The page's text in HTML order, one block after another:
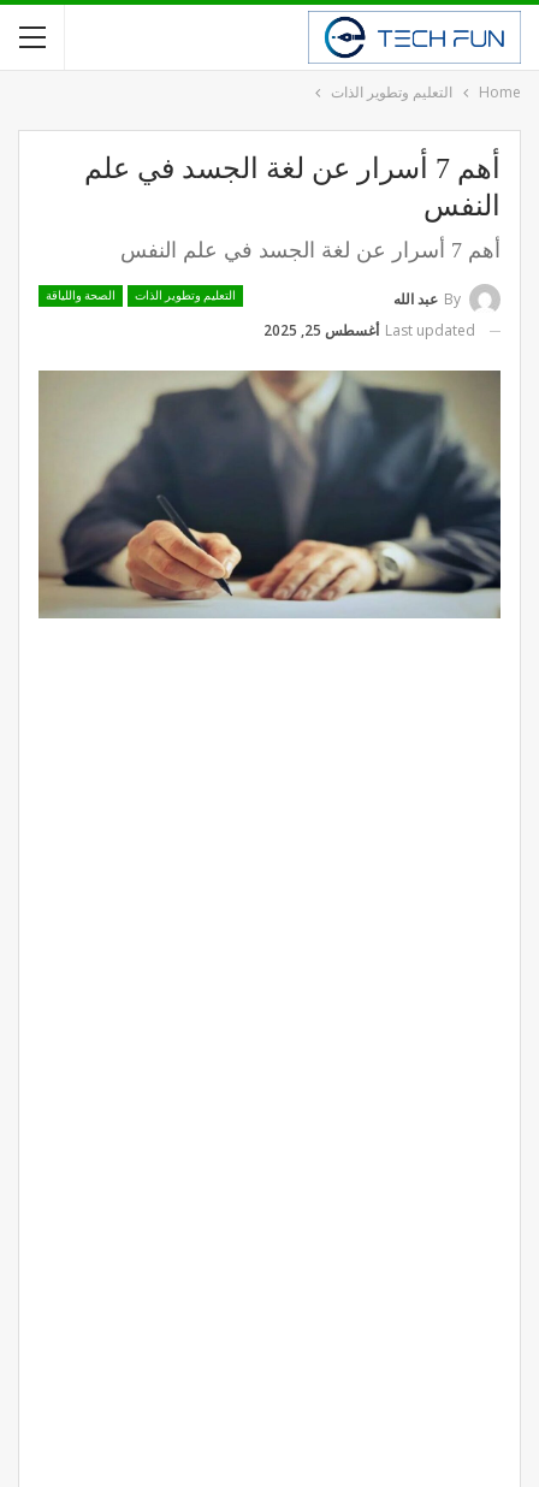
Home التعليم وتطوير الذات
أهم 7 أسرار عن لغة الجسد في علم
النفس
أهم 7 أسرار عن لغة الجسد في علم النفس
التعليم وتطوير الذات الصحة واللياقة By عبد الله
Last updated أغسطس 25, 2025